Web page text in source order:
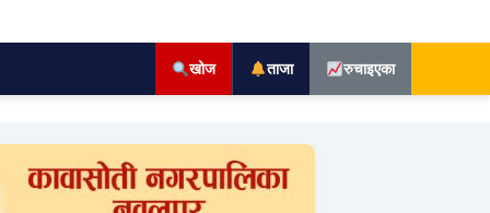
खोज ताजा रुचाइएका